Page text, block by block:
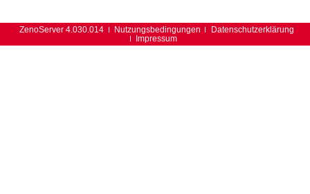
ZenoServer 4.030.014 Nutzungsbedingungen
Datenschutzerklärung
Impressum